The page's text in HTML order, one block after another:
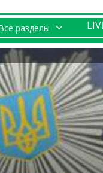
разделы